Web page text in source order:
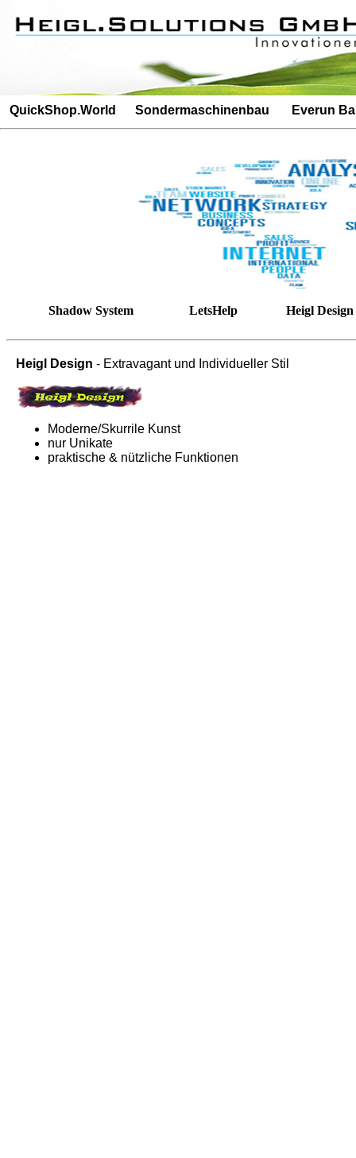
Besucherz�hler: 5625Besucherz�hler: 294
QuickShop.World Sondermaschinenbau Everun
Shadow System LetsHelp Heigl Design
Heigl Design - Extravagant und Individueller Stil
Moderne/Skurrile Kunst
nur Unikate
praktische & nützliche Funktionen